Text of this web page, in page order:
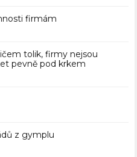
firmám
tolik, firmy nejsou
pevně pod krkem
z gymplu